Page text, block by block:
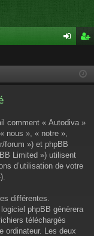
cri
comment « Autodiva »
nous », « notre »,
forum ») et phpBB
Limited ») utilisent
d’utilisation de votre
différentes.
phpBB génèrera
téléchargés
ordinateur. Les deux